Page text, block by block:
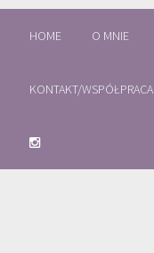
HOME O MNIE
KONTAKT/WSPÓŁPRACA